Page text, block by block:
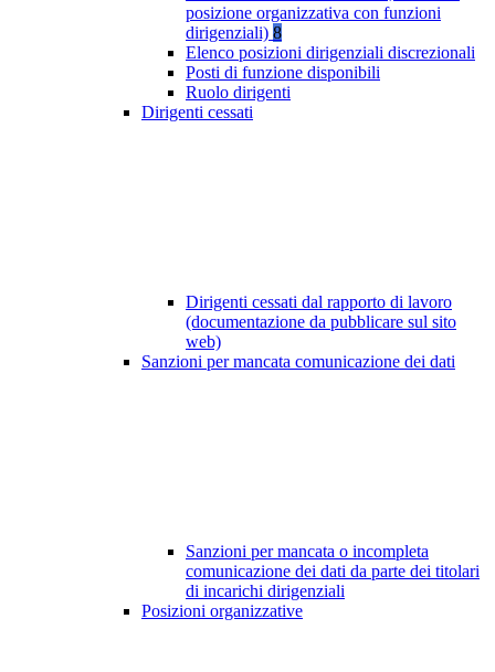
posizione organizzativa con funzioni
dirigenziali) 8
Elenco posizioni dirigenziali discrezionali
Posti di funzione disponibili
Ruolo dirigenti
Dirigenti cessati
Dirigenti cessati dal rapporto di lavoro
(documentazione da pubblicare sul sito
web)
Sanzioni per mancata comunicazione dei dati
Sanzioni per mancata o incompleta
comunicazione dei dati da parte dei titolari
di incarichi dirigenziali
Posizioni organizzative